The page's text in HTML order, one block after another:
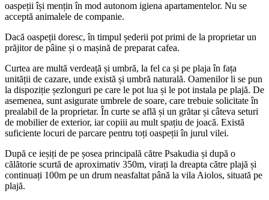
oaspeții își mențin în mod autonom igiena apartamentelor. Nu se
acceptă animalele de companie.
Dacă oaspeții doresc, în timpul șederii pot primi de la proprietar un
prăjitor de pâine și o mașină de preparat cafea.
Curtea are multă verdeață și umbră, la fel ca și pe plaja în fața
unității de cazare, unde există și umbră naturală. Oamenilor li se pun
la dispoziție șezlonguri pe care le pot lua și le pot instala pe plajă. De
asemenea, sunt asigurate umbrele de soare, care trebuie solicitate în
prealabil de la proprietar. În curte se află și un grătar și câteva seturi
de mobilier de exterior, iar copiii au mult spațiu de joacă. Există
suficiente locuri de parcare pentru toți oaspeții în jurul vilei.
După ce ieșiți de pe șosea principală către Psakudia și după o
călătorie scurtă de aproximativ 350m, virați la dreapta către plajă și
continuați 100m pe un drum neasfaltat până la vila Aiolos, situată pe
plajă.